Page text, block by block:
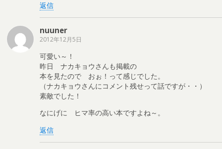
返信
nuuner
2012年12月5日
可愛い～！
昨日 ナカキョウさんも掲載の
本を見たので おぉ！って感じでした。
（ナカキョウさんにコメント残せって話ですが・・）
素敵でした！
なにげに ヒマ率の高い本ですよね～。
返信